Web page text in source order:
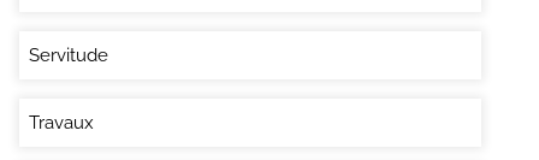
Servitude
Travaux